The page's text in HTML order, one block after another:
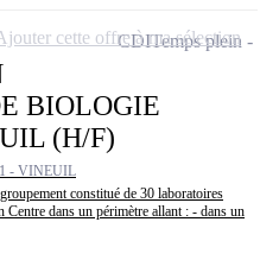
BIOLOGIE
(H/F)
- VINEUIL
constitué de 30 laboratoires
Centre dans un périmètre allant : - dans un
CDITemps plein
cette offre à ma sélection